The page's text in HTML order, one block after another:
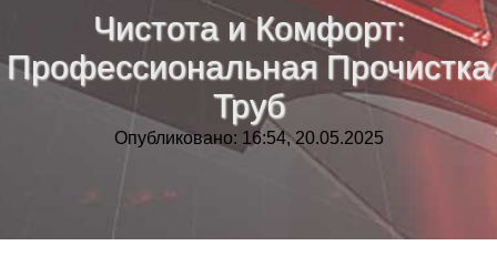
Чистота и Комфорт:
Профессиональная Прочистка
Труб
Опубликовано: 16:54, 20.05.2025
Тренды новостей»
Рубрики»
Контакт»